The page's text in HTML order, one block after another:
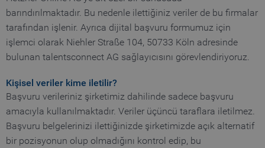
barındırılmaktadır. Bu nedenle ilettiğiniz veriler de bu firmalar
tarafından işlenir. Ayrıca dijital başvuru formumuz için
işlemci olarak Niehler Straße 104, 50733 Köln adresinde
bulunan talentsconnect AG sağlayıcısını görevlendiriyoruz.
Kişisel veriler kime iletilir?
Başvuru verileriniz şirketimiz dahilinde sadece başvuru
amacıyla kullanılmaktadır. Veriler üçüncü taraflara iletilmez.
Başvuru belgelerinizi ilettiğinizde şirketimizde açık alternatif
bir pozisyonun olup olmadığını kontrol edip, bu